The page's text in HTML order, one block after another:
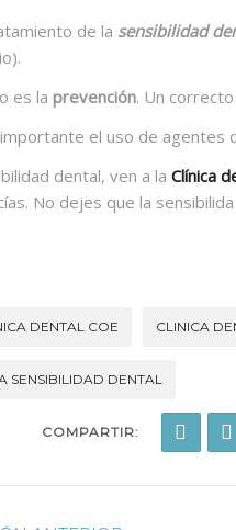
de la sensibilidad
es la prevención. Un
el uso de
dental, ven a la Clínica
No dejes que la
DENTAL COE CLINICA
SENSIBILIDAD DENTAL
COMPARTIR: